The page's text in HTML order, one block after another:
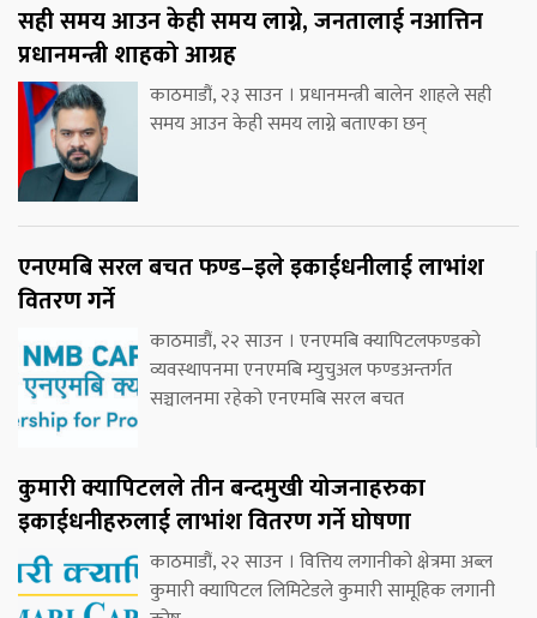
सही समय आउन केही समय लाग्ने, जनतालाई नआत्तिन
प्रधानमन्त्री शाहको आग्रह
काठमाडौं, २३ साउन । प्रधानमन्त्री बालेन शाहले सही
समय आउन केही समय लाग्ने बताएका छन्
एनएमबि सरल बचत फण्ड–इले इकाईधनीलाई लाभांश
वितरण गर्ने
काठमाडौं, २२ साउन । एनएमबि क्यापिटलफण्डको
व्यवस्थापनमा एनएमबि म्युचुअल फण्डअन्तर्गत
सञ्चालनमा रहेको एनएमबि सरल बचत
कुमारी क्यापिटलले तीन बन्दमुखी योजनाहरुका
इकाईधनीहरुलाई लाभांश वितरण गर्ने घोषणा
काठमाडौं, २२ साउन । वित्तिय लगानीको क्षेत्रमा अब्ल
कुमारी क्यापिटल लिमिटेडले कुमारी सामूहिक लगानी